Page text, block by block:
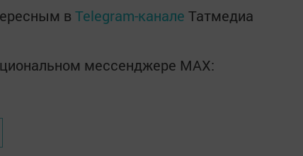
в Telegram-канале Татмедиа
мессенджере MАХ: